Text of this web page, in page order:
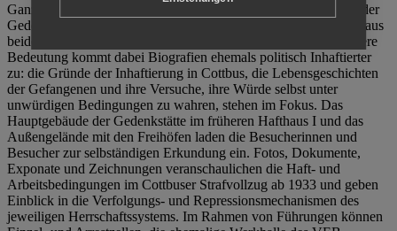
Ganzjährig zeigen mehrere Dauer- und Sonderausstellungen in der
Gedenkstätte Zuchthaus Cottbus Beispiele politischen Unrechts aus
beiden deutschen Diktaturen des 20. Jahrhunderts. Eine besondere
Bedeutung kommt dabei Biografien ehemals politisch Inhaftierter
zu: die Gründe der Inhaftierung in Cottbus, die Lebensgeschichten
der Gefangenen und ihre Versuche, ihre Würde selbst unter
unwürdigen Bedingungen zu wahren, stehen im Fokus. Das
Hauptgebäude der Gedenkstätte im früheren Hafthaus I und das
Außengelände mit den Freihöfen laden die Besucherinnen und
Besucher zur selbständigen Erkundung ein. Fotos, Dokumente,
Exponate und Zeichnungen veranschaulichen die Haft- und
Arbeitsbedingungen im Cottbuser Strafvollzug ab 1933 und geben
Einblick in die Verfolgungs- und Repressionsmechanismen des
jeweiligen Herrschaftssystems. Im Rahmen von Führungen können